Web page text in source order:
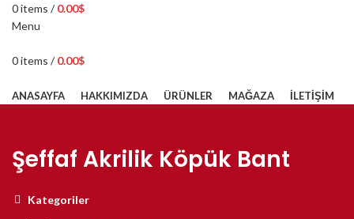
0items / 0.00$
Menu
0items / 0.00$
ANASAYFA HAKKIMIZDA ÜRÜNLER MAĞAZA İLETIŞIM
Şeffaf Akrilik Köpük Bant
Kategoriler